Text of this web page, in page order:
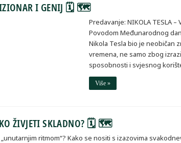
I GENIJ 🗓 🗺
Predavanje: NIKOLA TESLA –
Povodom Međunarodnog
Nikola Tesla bio je neobičan
vremena, ne samo zbog
sposobnosti i svjesnog
Više »
ŽIVJETI SKLADNO? 🗓 🗺
ritmom“? Kako se nositi s izazovima